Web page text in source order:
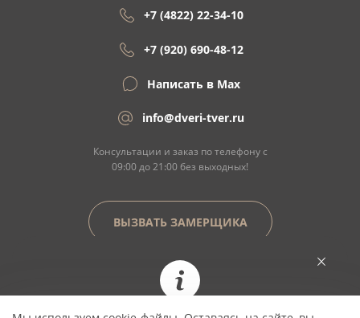
+7 (4822) 22-34-10
+7 (920) 690-48-12
Написать в Max
info@dveri-tver.ru
Консультации и заказ по телефону с
09:00 до 21:00 без выходных!
ВЫЗВАТЬ ЗАМЕРЩИКА
Сайт не является договором оферты